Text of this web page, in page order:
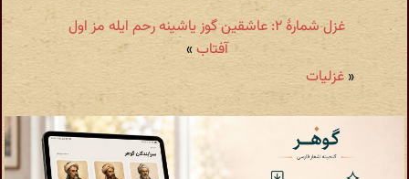
غزل شمارهٔ ۲: عاشقین گوز یاشینه رحم ایله مز اول
آفتاب»
« غزلیات